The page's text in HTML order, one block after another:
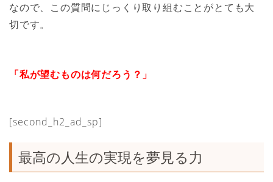
なので、この質問にじっくり取り組むことがとても大
切です。
「私が望むものは何だろう？」
[second_h2_ad_sp]
最高の人生の実現を夢見る力